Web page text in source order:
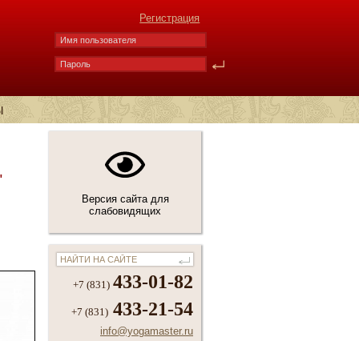
Регистрация
Версия сайта для
слабовидящих
+7 (831) 433-01-82
+7 (831) 433-21-54
info@yogamaster.ru